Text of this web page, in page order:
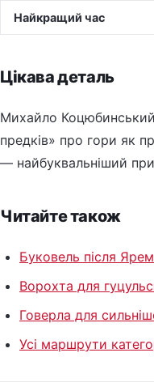
Найкращий час
Цікава деталь
Михайло Коцюбинський
предків» про гори як
— найбуквальніший
Читайте також
Буковель після
Ворохта для
Говерла для
Усі маршрути